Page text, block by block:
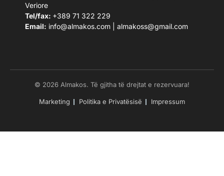
Veriore
Tel/fax: +389 71 322 229
Email: info@almakos.com almakoss@gmail.com
© 2026 Almakos. Të gjitha të drejtat e rezervuara!
Marketing Politika e Privatësisë Impressum